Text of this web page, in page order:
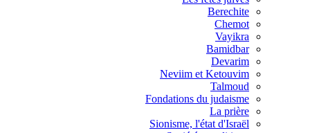
Berechite
Chemot
Vayikra
Bamidbar
Devarim
Neviim et Ketouvim
Talmoud
Fondations du judaisme
La prière
Sionisme, l'état d'Israël